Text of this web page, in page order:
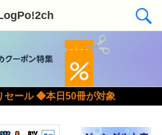
セール ◆本日50冊が対象